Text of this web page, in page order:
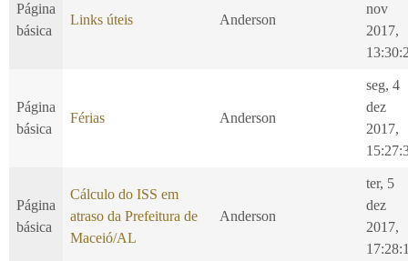
Página
básica
Links úteis Anderson
nov
2017,
Página
básica
Férias Anderson
seg, 4
dez
2017,
Página
básica
Cálculo do ISS em
atraso da Prefeitura de
Maceió/AL
Anderson
ter, 5
dez
2017,